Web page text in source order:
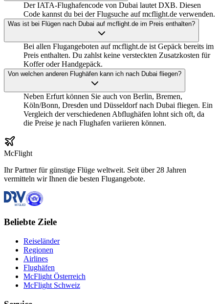
Der IATA-Flughafencode von Dubai lautet DXB. Diesen
Code kannst du bei der Flugsuche auf mcflight.de verwenden.
Was ist bei Flügen nach Dubai auf mcflight.de im Preis enthalten?
Bei allen Flugangeboten auf mcflight.de ist Gepäck bereits im
Preis enthalten. Du zahlst keine versteckten Zusatzkosten für
Koffer oder Handgepäck.
Von welchen anderen Flughäfen kann ich nach Dubai fliegen?
Neben Erfurt können Sie auch von Berlin, Bremen,
Köln/Bonn, Dresden und Düsseldorf nach Dubai fliegen. Ein
Vergleich der verschiedenen Abflughäfen lohnt sich oft, da
die Preise je nach Flughafen variieren können.
McFlight
Ihr Partner für günstige Flüge weltweit. Seit über 28 Jahren
vermitteln wir Ihnen die besten Flugangebote.
Beliebte Ziele
Reiseländer
Regionen
Airlines
Flughäfen
McFlight Österreich
McFlight Schweiz